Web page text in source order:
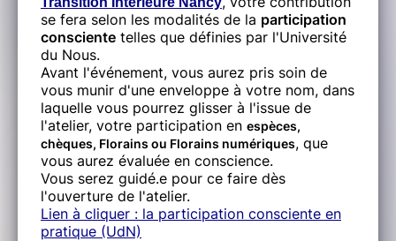
se fera selon les modalités de la participation
consciente telles que définies par l'Université
du Nous.
Avant l'événement, vous aurez pris soin de
vous munir d'une enveloppe à votre nom, dans
laquelle vous pourrez glisser à l'issue de
l'atelier, votre participation en espèces,
chèques, Florains ou Florains numériques, que
vous aurez évaluée en conscience.
Vous serez guidé.e pour ce faire dès
l'ouverture de l'atelier.
Lien à cliquer : la participation consciente en
pratique (UdN)